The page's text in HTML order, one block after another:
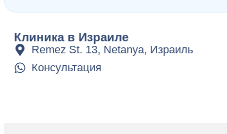
Клиника в Израиле
Remez St. 13, Netanya, Израиль
Консультация